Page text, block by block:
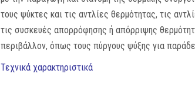
τους ψύκτες και τις αντλίες θερμότητας, τις
τις συσκευές απορρόφησης ή απόρριψης
περιβάλλον, όπως τους πύργους ψύξης για
Τεχνικά χαρακτηριστικά